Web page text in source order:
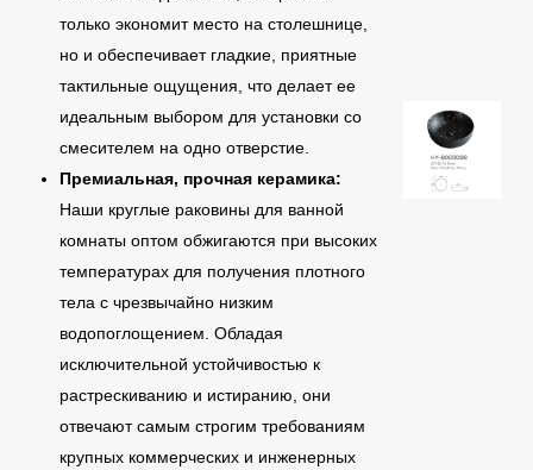
только экономит место на столешнице,
но и обеспечивает гладкие, приятные
тактильные ощущения, что делает ее
идеальным выбором для установки со
смесителем на одно отверстие.
Премиальная, прочная керамика:
Наши круглые раковины для ванной
комнаты оптом обжигаются при высоких
температурах для получения плотного
тела с чрезвычайно низким
водопоглощением. Обладая
исключительной устойчивостью к
растрескиванию и истиранию, они
отвечают самым строгим требованиям
крупных коммерческих и инженерных